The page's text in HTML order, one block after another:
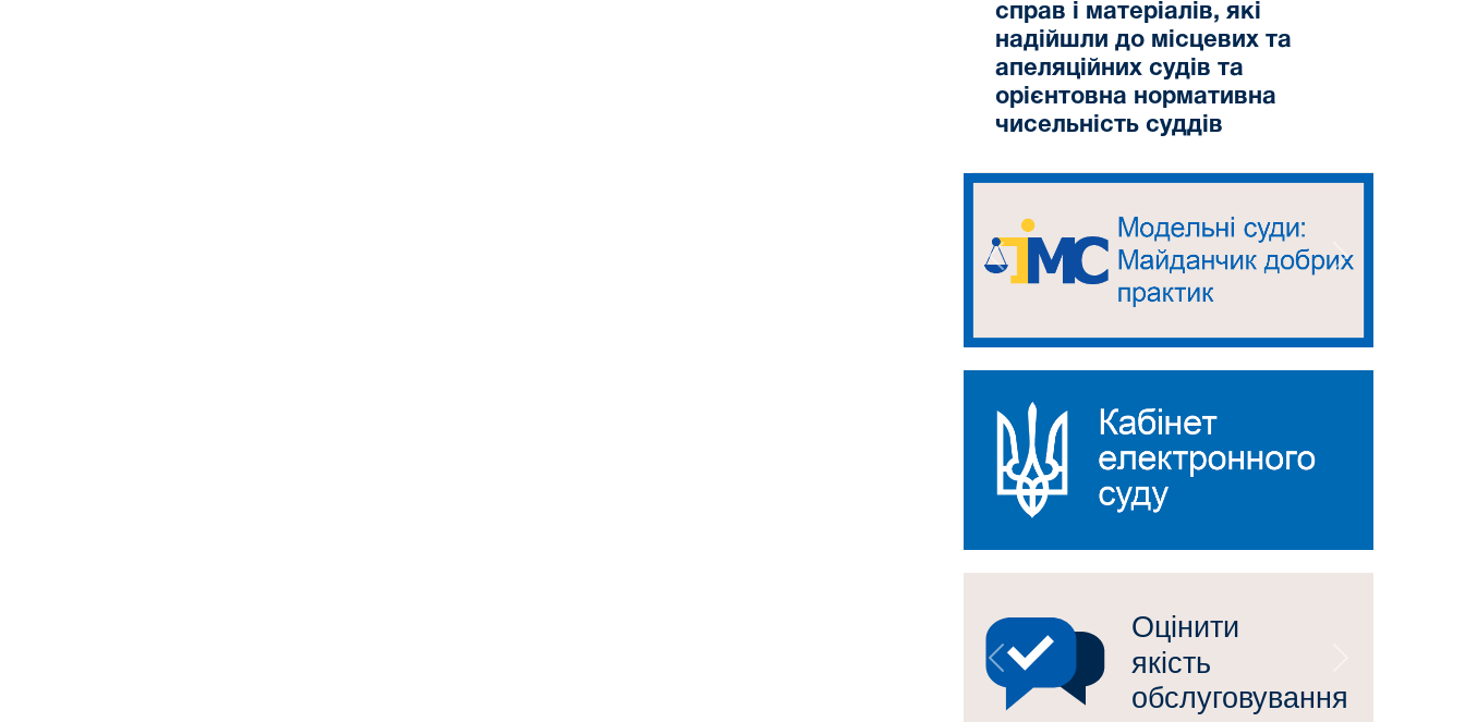
справ і матеріалів, які
надійшли до місцевих та
апеляційних судів та
орієнтовна нормативна
чисельність суддів
Попередній
Попередній